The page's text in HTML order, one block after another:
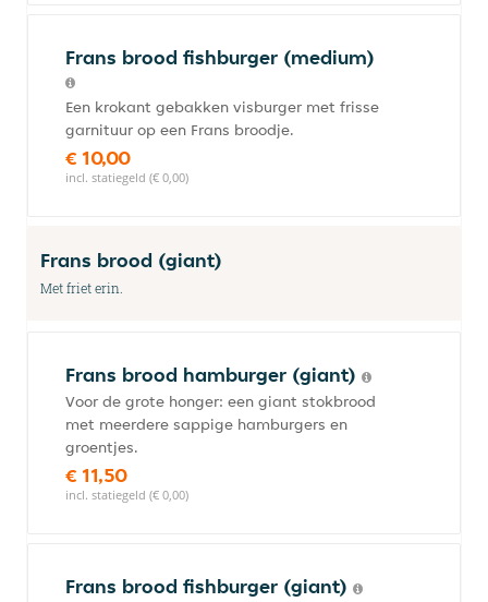
Frans brood fishburger (medium)
Een krokant gebakken visburger met frisse
garnituur op een Frans broodje.
€ 10,00
incl. statiegeld (€ 0,00)
Frans brood (giant)
Met friet erin.
Frans brood hamburger (giant)
Voor de grote honger: een giant stokbrood
met meerdere sappige hamburgers en
groentjes.
€ 11,50
incl. statiegeld (€ 0,00)
Frans brood fishburger (giant)